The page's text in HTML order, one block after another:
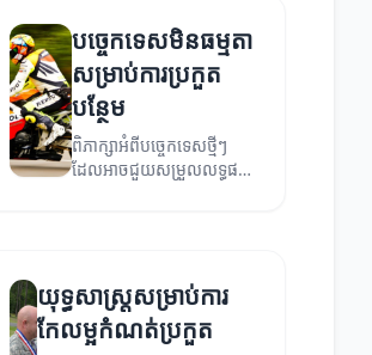
បច្ចេកទេសមិនធម្មតា
សម្រាប់ការប្រកួត
បន្ថែម
ពិភាក្សាអំពីបច្ចេកទេសថ្មីៗ
ដែលអាចជួយសម្រួលលទ្ធផល
យុទ្ធសាស្ត្រសម្រាប់ការ
កែលម្អកំណត់ប្រកួត